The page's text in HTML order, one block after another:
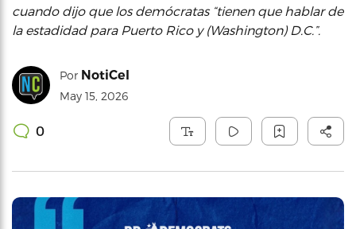
cuando dijo que los demócratas “tienen que hablar de
la estadidad para Puerto Rico y (Washington) D.C.”.
Por NotiCel
May 15, 2026
0